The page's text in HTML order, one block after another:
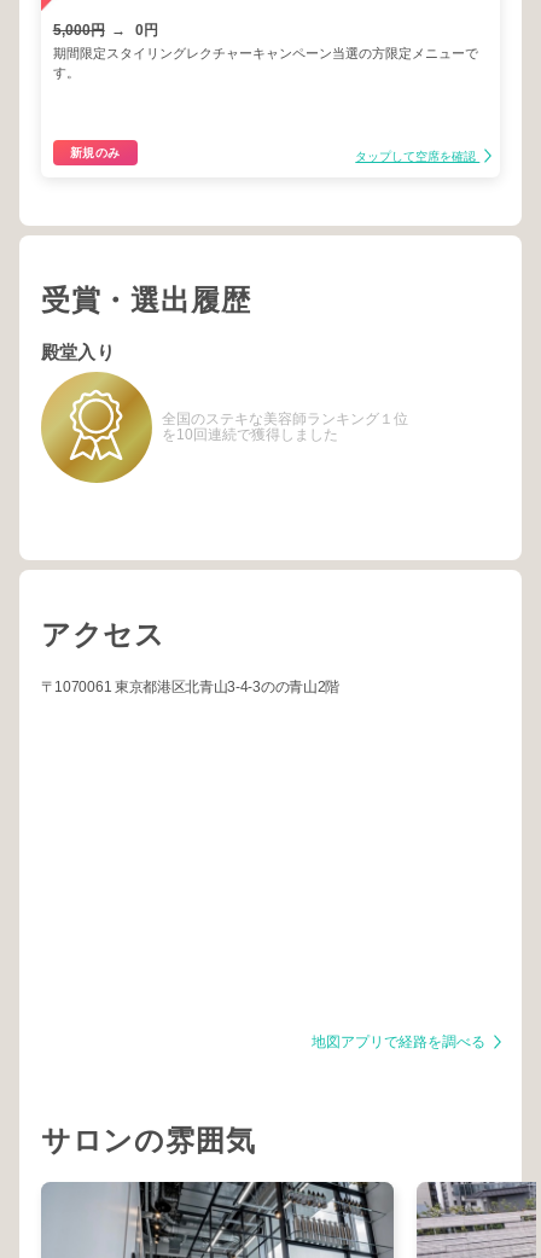
5,000円 → 0円
期間限定スタイリングレクチャーキャンペーン当選の方限定メニューで
す。
新規のみ タップして空席を確認
受賞・選出履歴
殿堂入り
全国のステキな美容師ランキング１位
を10回連続で獲得しました
アクセス
〒1070061 東京都港区北青山3-4-3のの青山2階
地図アプリで経路を調べる
サロンの雰囲気